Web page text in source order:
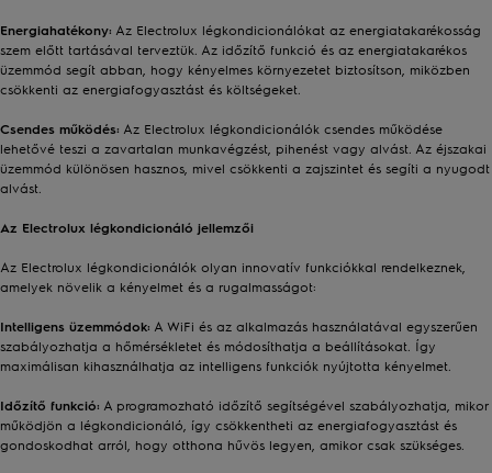
Energiahatékony: Az Electrolux légkondicionálókat az energiatakarékosság
szem előtt tartásával terveztük. Az időzítő funkció és az energiatakarékos
üzemmód segít abban, hogy kényelmes környezetet biztosítson, miközben
csökkenti az energiafogyasztást és költségeket.
Csendes működés: Az Electrolux légkondicionálók csendes működése
lehetővé teszi a zavartalan munkavégzést, pihenést vagy alvást. Az éjszakai
üzemmód különösen hasznos, mivel csökkenti a zajszintet és segíti a nyugodt
alvást.
Az Electrolux légkondicionáló jellemzői
Az Electrolux légkondicionálók olyan innovatív funkciókkal rendelkeznek,
amelyek növelik a kényelmet és a rugalmasságot:
Intelligens üzemmódok: A WiFi és az alkalmazás használatával egyszerűen
szabályozhatja a hőmérsékletet és módosíthatja a beállításokat. Így
maximálisan kihasználhatja az intelligens funkciók nyújtotta kényelmet.
Időzítő funkció: A programozható időzítő segítségével szabályozhatja, mikor
működjön a légkondicionáló, így csökkentheti az energiafogyasztást és
gondoskodhat arról, hogy otthona hűvös legyen, amikor csak szükséges.